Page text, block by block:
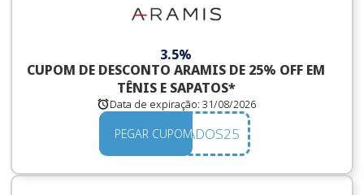
3.5%
CUPOM DE DESCONTO ARAMIS DE 25% OFF EM
TÊNIS E SAPATOS*
Data de expiração: 31/08/2026
PEGAR CUPOMCALCADOS25